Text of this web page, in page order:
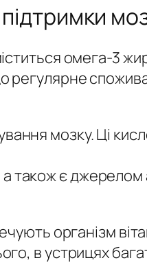
омега-3
регулярне
мозку. Ці
також є
організм
в устрицях